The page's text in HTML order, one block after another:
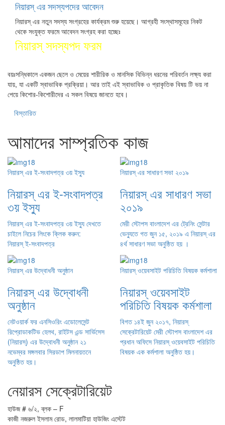
নিয়ারস্ এর সদস্যপদের আবেদন
নিয়ারস্ এর নতুন সদস্য সংগ্রহের কার্যক্রম শুরু হয়েছে। আগ্রহী সংস্থাসমূহের নিকট
থেকে সংযুক্ত ফরমে আবেদন সংগ্রহ করা হচ্ছেঃ
নিয়ারস্ সদস্যপদ ফরম
বয়ঃসন্ধিকালে একজন ছেলে ও মেয়ের শারীরিক ও মানসিক বিভিন্ন ধরনের পরিবর্তন লক্ষ্য করা
যায়, যা একটি স্বাভাবিক প্রক্রিয়া। আর তাই এই স্বাভাবিক ও প্রাকৃতিক বিষয় টি ভয় না
পেয়ে কিশোর-কিশোরীদের এ সকল বিষয়ে জানতে হবে।
বিস্তারিত
আমাদের সাম্প্রতিক কাজ
নিয়ারস্ এর ই-সংবাদপত্র ৩য় ইস্যু
নিয়ারস্ এর ই-সংবাদপত্র
৩য় ইস্যু
নিয়ারস্ এর ই-সংবাদপত্র ৩য় ইস্যু দেখতে
চাইলে নিচের লিংকে ক্লিক করুন:
নিয়ারস্ ই-সংবাদপত্র
নিয়ারস্ এর সাধারণ সভা ২০১৯
নিয়ারস্ এর সাধারণ সভা
২০১৯
মেরী স্টোপস বাংলাদেশ এর ট্রেনিং সেন্টার
ভেন্যুতে গত জুন ১৫, ২০১৯ এ নিয়ারস্ এর
৪র্থ সাধারণ সভা অনুষ্ঠিত হয় ।
নিয়ারস্ এর উদ্বোধনী অনুষ্ঠান
নিয়ারস্ এর উদ্বোধনী
অনুষ্ঠান
নেটওয়ার্ক ফর এনসিওরিং এডোলেসেন্ট
রিপ্রোডাকটিভ হেলথ, রাইটস এন্ড সার্ভিসেস
(নিয়ারস্) এর উদ্বোধনী অনুষ্ঠান ২১
নভেম্বর মঙ্গলবার সিরডাপ মিলনায়তনে
অনুষ্ঠিত হয়।
নিয়ারস্ ওয়েবসাইট পরিচিতি বিষয়ক কর্মশালা
নিয়ারস্ ওয়েবসাইট
পরিচিতি বিষয়ক কর্মশালা
বিগত ১৪ই জুন ২০১৭, নিয়ারস্
সেক্রেটারিয়েট মেরী স্টোপস বাংলাদেশ এর
প্রধান অফিসে নিয়ারস্ ওয়েবসাইট পরিচিতি
বিষয়ক এক কর্মশালা অনুষ্ঠিত হয়।
নেয়ারস সেক্রেটারিয়েট
হাউজ # ৬/২, ব্লক – F
কাজী নজরুল ইসলাম রোড, লালমাটিয়া হাউজিং এস্টেট